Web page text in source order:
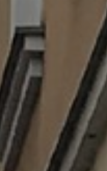
AZ
ÉPÜLŐ
VÁROS